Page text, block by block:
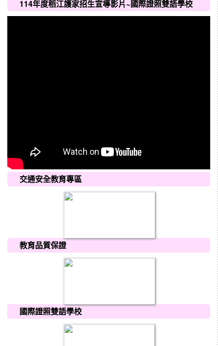
114年度稻江護家招生宣導影片~國際證照雙語學校
交通安全教育專區
教育品質保證
國際證照雙語學校